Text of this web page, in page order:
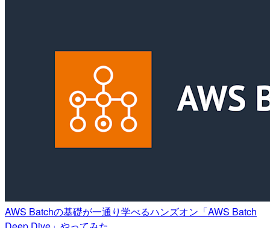
AWS Batchの基礎が一通り学べるハンズオン「AWS Batch